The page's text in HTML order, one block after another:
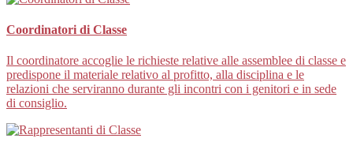
Coordinatori di Classe
Il coordinatore accoglie le richieste relative alle assemblee di classe e
predispone il materiale relativo al profitto, alla disciplina e le
relazioni che serviranno durante gli incontri con i genitori e in sede
di consiglio.